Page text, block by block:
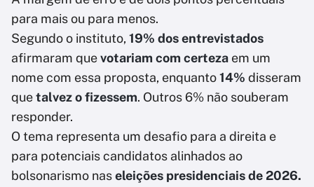
para mais ou para menos.
Segundo o instituto, 19% dos entrevistados
afirmaram quevotariam com certeza em um
nome com essa proposta, enquanto14% disseram
quetalvez o fizessem. Outros 6% não souberam
responder.
O tema representa um desafio para a direita e
para potenciais candidatos alinhados ao
bolsonarismo naseleições presidenciais de 2026.